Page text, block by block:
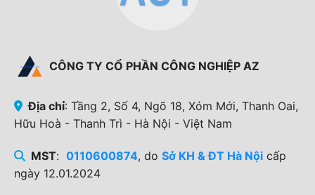
CÔNG TY CỔ PHẦN CÔNG NGHIỆP AZ
Địa chỉ: Tầng 2, Số 4, Ngõ 18, Xóm Mới, Thanh Oai,
Hữu Hoà - Thanh Trì - Hà Nội - Việt Nam
MST: 0110600874, do Sở KH & ĐT Hà Nộicấp
ngày 12.01.2024